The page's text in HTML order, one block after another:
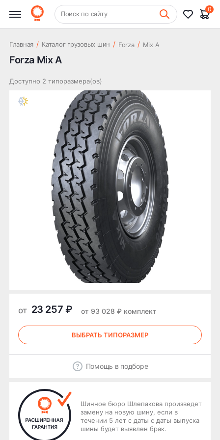
+7 (831) 261-35-35 Шиномонтаж
Поиск по сайту
0
Главная / Каталог грузовых шин / Forza / Mix A
Forza Mix A
Доступно 2 типоразмера(ов)
от 23 257 ₽ от 93 028 ₽ комплект
ВЫБРАТЬ ТИПОРАЗМЕР
Помощь в подборе
Шинное бюро Шлепакова произведет
замену на новую шину, если в
течении 5 лет с даты с даты выпуска
шины будет выявлен брак.